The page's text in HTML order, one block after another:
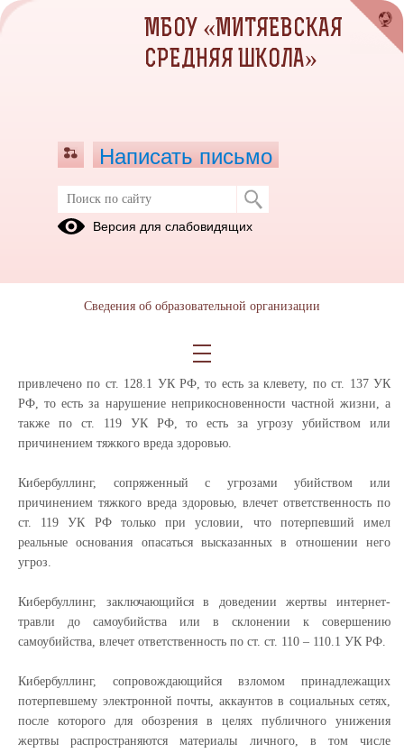
Виды ответственности за буллинг
Гражданская и административная ответственность, указанная выше
и предусмотренная за буллинг, наступает и за совершение
К уголовной ответственности за кибербуллинг лицо может быть
привлечено по ст. 128.1 УК РФ, то есть за клевету, по ст. 137 УК
РФ, то есть за нарушение неприкосновенности частной жизни, а
также по ст. 119 УК РФ, то есть за угрозу убийством или
причинением тяжкого вреда здоровью.
Кибербуллинг, сопряженный с угрозами убийством или
причинением тяжкого вреда здоровью, влечет ответственность по
ст. 119 УК РФ только при условии, что потерпевший имел
реальные основания опасаться высказанных в отношении него
угроз.
Кибербуллинг, заключающийся в доведении жертвы интернет-
травли до самоубийства или в склонении к совершению
самоубийства, влечет ответственность по ст. ст. 110 – 110.1 УК РФ.
Кибербуллинг, сопровождающийся взломом принадлежащих
потерпевшему электронной почты, аккаунтов в социальных сетях,
после которого для обозрения в целях публичного унижения
жертвы распространяются материалы личного, в том числе
МБОУ «МИТЯЕВСКАЯ
СРЕДНЯЯ ШКОЛА»
Написать письмо
Версия для слабовидящих
Сведения об образовательной организации